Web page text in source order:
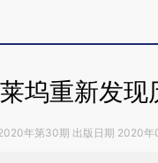
坞重新发现
年第30期 出版日期 2020年